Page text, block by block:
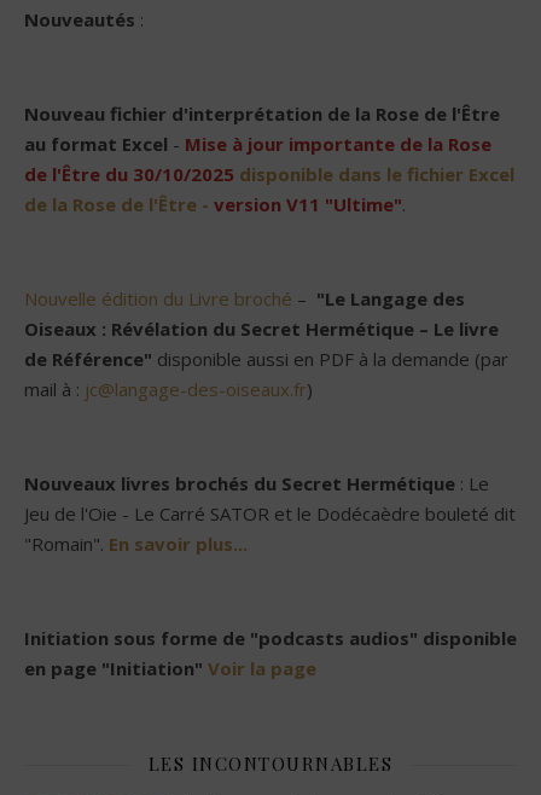
Nouveautés :
Nouveau fichier d'interprétation de la Rose de l'Être
au format Excel - Mise à jour importante de la Rose
de l'Être du 30/10/2025 disponible dans le fichier Excel
de la Rose de l'Être - version V11 "Ultime".
Nouvelle édition du Livre broché – "Le Langage des
Oiseaux : Révélation du Secret Hermétique – Le livre
de Référence" disponible aussi en PDF à la demande (par
mail à : jc@langage-des-oiseaux.fr)
Nouveaux livres brochés du Secret Hermétique : Le
Jeu de l'Oie - Le Carré SATOR et le Dodécaèdre bouleté dit
"Romain". En savoir plus...
Initiation sous forme de "podcasts audios" disponible
en page "Initiation" Voir la page
LES INCONTOURNABLES